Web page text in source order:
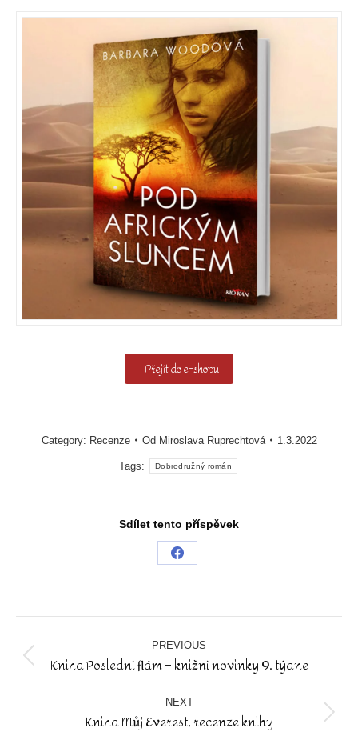
Přejít do e-shopu
Category: Recenze Od Miroslava Ruprechtová 1.3.2022
Tags: Dobrodružný román
Sdílet tento příspěvek
Share
Post
navigation PREVIOUS
Previous
Kniha Poslední flám – knižní novinky 9. týdne
NEXT
Next
Kniha Můj Everest, recenze knihy